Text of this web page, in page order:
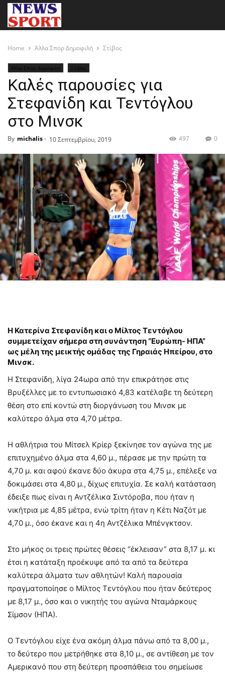
Home Άλλα Σπορ Δημοφιλή Στίβος
Άλλα Σπορ Δημοφιλή Στίβος
Καλές παρουσίες για
Στεφανίδη και Τεντόγλου
στο Μινσκ
By michalis- 10 Σεπτεμβρίου, 2019 0
497
Η Κατερίνα Στεφανίδη και ο Μίλτος Τεντόγλου
συμμετείχαν σήμερα στη συνάντηση “Ευρώπη- ΗΠΑ”
ως μέλη της μεικτής ομάδας της Γηραιάς Ηπείρου, στο
Μινσκ.
Η Στεφανίδη, λίγα 24ωρα από την επικράτησε στις
Βρυξέλλες με το εντυπωσιακό 4,83 κατέλαβε τη δεύτερη
θέση στο επί κοντώ στη διοργάνωση του Μινσκ με
καλύτερο άλμα στα 4,70 μέτρα.
Η αθλήτρια του Μίτσελ Κρίερ ξεκίνησε τον αγώνα της με
επιτυχημένο άλμα στα 4,60 μ., πέρασε με την πρώτη τα
4,70 μ. και αφού έκανε δύο άκυρα στα 4,75 μ., επέλεξε να
δοκιμάσει στα 4,80 μ., δίχως επιτυχία. Σε καλή κατάσταση
έδειξε πως είναι η Αντζέλικα Σιντόροβα, που ήταν η
νικήτρια με 4,85 μέτρα, ενώ τρίτη ήταν η Κέτι Ναζότ με
4,70 μ., όσο έκανε και η 4η Αντζέλικα Μπένγκτσον.
Στο μήκος οι τρεις πρώτες θέσεις “έκλεισαν” στα 8,17 μ. κι
έτσι η κατάταξη προέκυψε από τα από τα δεύτερα
καλύτερα άλματα των αθλητών! Καλή παρουσία
πραγματοποίησε ο Μίλτος Τεντόγλου που ήταν δεύτερος
με 8,17 μ., όσο και ο νικητής του αγώνα Νταμάρκους
Σίμσον (ΗΠΑ).
Ο Τεντόγλου είχε ένα ακόμη άλμα πάνω από τα 8,00 μ.,
το δεύτερο που μετρήθηκε στα 8,10 μ., σε αντίθεση με τον
Αμερικανό που στη δεύτερη προσπάθεια του σημείωσε